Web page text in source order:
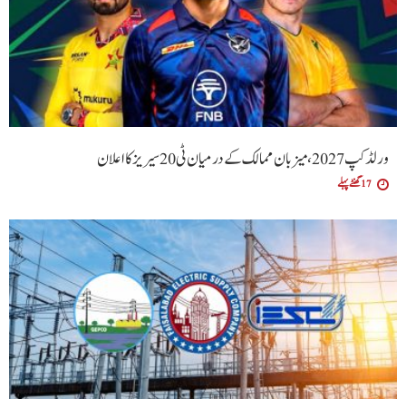
ورلڈ کپ 2027، میزبان ممالک کے درمیان ٹی20 سیریز کا اعلان
17 گھنٹے پہلے